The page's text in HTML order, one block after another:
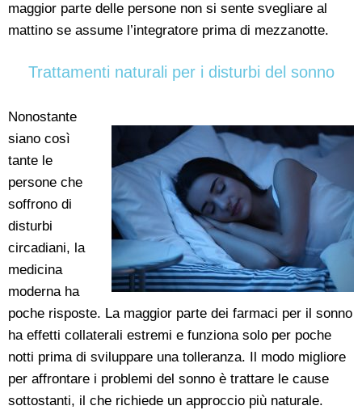
maggior parte delle persone non si sente svegliare al
mattino se assume l’integratore prima di mezzanotte.
Trattamenti naturali per i disturbi del sonno
Nonostante
siano così
tante le
persone che
soffrono di
disturbi
circadiani, la
medicina
moderna ha
poche risposte. La maggior parte dei farmaci per il sonno
ha effetti collaterali estremi e funziona solo per poche
notti prima di sviluppare una tolleranza. Il modo migliore
per affrontare i problemi del sonno è trattare le cause
sottostanti, il che richiede un approccio più naturale.